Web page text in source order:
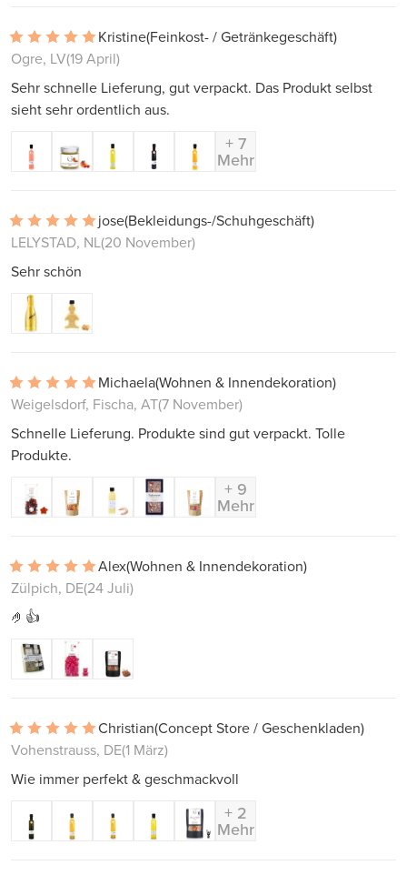
Kristine(Feinkost- / Getränkegeschäft)
Ogre, LV(19 April)
Sehr schnelle Lieferung, gut verpackt. Das Produkt selbst
sieht sehr ordentlich aus.
+ 7
Mehr
jose(Bekleidungs-/Schuhgeschäft)
LELYSTAD, NL(20 November)
Sehr schön
Michaela(Wohnen & Innendekoration)
Weigelsdorf, Fischa, AT(7 November)
Schnelle Lieferung. Produkte sind gut verpackt. Tolle
Produkte.
+ 9
Mehr
Alex(Wohnen & Innendekoration)
Zülpich, DE(24 Juli)
🤌👍
Christian(Concept Store / Geschenkladen)
Vohenstrauss, DE(1 März)
Wie immer perfekt & geschmackvoll
+ 2
Mehr